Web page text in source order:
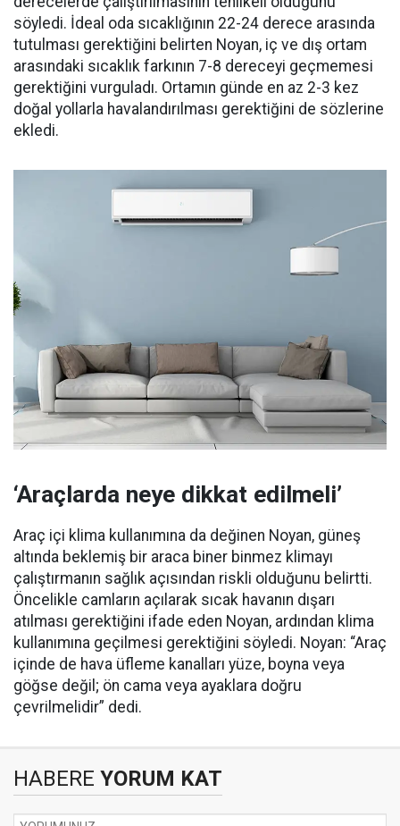
söyledi. İdeal oda sıcaklığının 22-24 derece arasında
tutulması gerektiğini belirten Noyan, iç ve dış ortam
arasındaki sıcaklık farkının 7-8 dereceyi geçmemesi
gerektiğini vurguladı. Ortamın günde en az 2-3 kez
doğal yollarla havalandırılması gerektiğini de sözlerine
ekledi.
‘Araçlarda neye dikkat edilmeli’
Araç içi klima kullanımına da değinen Noyan, güneş
altında beklemiş bir araca biner binmez klimayı
çalıştırmanın sağlık açısından riskli olduğunu belirtti.
Öncelikle camların açılarak sıcak havanın dışarı
atılması gerektiğini ifade eden Noyan, ardından klima
kullanımına geçilmesi gerektiğini söyledi. Noyan: “Araç
içinde de hava üfleme kanalları yüze, boyna veya
göğse değil; ön cama veya ayaklara doğru
çevrilmelidir” dedi.
HABERE YORUM KAT